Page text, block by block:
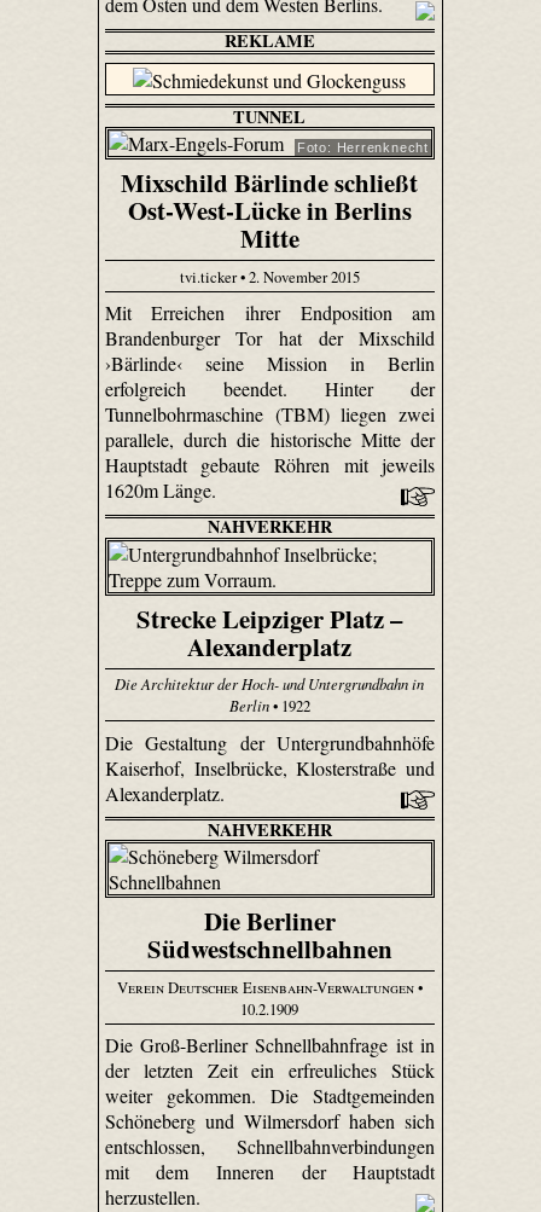
REKLAME
TUNNEL
Foto: Herrenknecht
Mixschild Bärlinde schließt
Ost-West-Lücke in Berlins
Mitte
tvi.ticker • 2. November 2015
Mit Erreichen ihrer Endposition am
Brandenburger Tor hat der Mixschild
›Bärlinde‹ seine Mission in Berlin
erfolgreich beendet. Hinter der
Tunnelbohrmaschine (TBM) liegen zwei
parallele, durch die historische Mitte der
Hauptstadt gebaute Röhren mit jeweils
1620m Länge.
NAHVERKEHR
Strecke Leipziger Platz –
Alexanderplatz
Die Architektur der Hoch- und Untergrundbahn in
Berlin• 1922
Die Gestaltung der Untergrundbahnhöfe
Kaiserhof, Inselbrücke, Klosterstraße und
Alexanderplatz.
NAHVERKEHR
Die Berliner
Südwestschnellbahnen
Verein Deutscher Eisenbahn-Verwaltungen•
10.2.1909
Die Groß-Berliner Schnellbahnfrage ist in
der letzten Zeit ein erfreuliches Stück
weiter gekommen. Die Stadtgemeinden
Schöneberg und Wilmersdorf haben sich
entschlossen, Schnellbahnverbindungen
mit dem Inneren der Hauptstadt
herzustellen.